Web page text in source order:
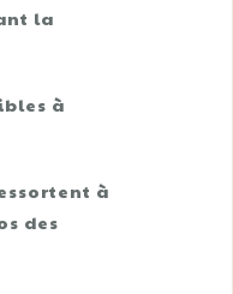
la
à
à
des